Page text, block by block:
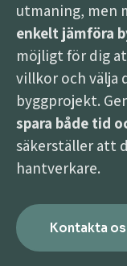
utmaning, men
enkelt jämföra
möjligt för dig
villkor och välja
byggprojekt.
spara både tid
säkerställer att
hantverkare.
Kontakta